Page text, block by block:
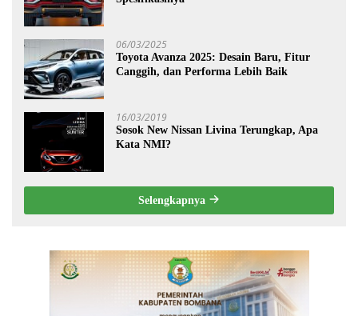
06/03/2025
Toyota Avanza 2025: Desain Baru, Fitur
Canggih, dan Performa Lebih Baik
16/03/2019
Sosok New Nissan Livina Terungkap, Apa
Kata NMI?
Selengkapnya